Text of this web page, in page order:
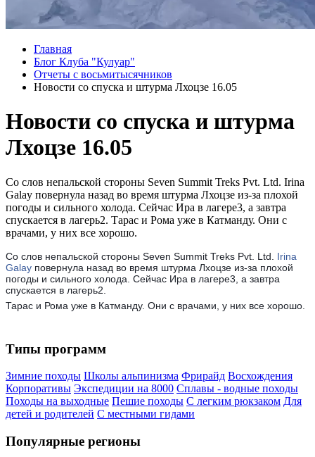
Главная
Блог Клуба "Кулуар"
Отчеты с восьмитысячников
Новости со спуска и штурма Лхоцзе 16.05
Новости со спуска и штурма
Лхоцзе 16.05
Со слов непальской стороны Seven Summit Treks Pvt. Ltd. Irina
Galay повернула назад во время штурма Лхоцзе из-за плохой
погоды и сильного холода. Сейчас Ира в лагере3, а завтра
спускается в лагерь2. Тарас и Рома уже в Катманду. Они с
врачами, у них все хорошо.
Со слов непальской стороны Seven Summit Treks Pvt. Ltd. Irina
Galay повернула назад во время штурма Лхоцзе из-за плохой
погоды и сильного холода. Сейчас Ира в лагере3, а завтра
спускается в лагерь2.
Тарас и Рома уже в Катманду. Они с врачами, у них все хорошо.
Типы программ
Зимние походы Школы альпинизма Фрирайд Восхождения
Корпоративы Экспедиции на 8000 Сплавы - водные походы
Походы на выходные Пешие походы С легким рюкзаком Для
детей и родителей С местными гидами
Популярные регионы